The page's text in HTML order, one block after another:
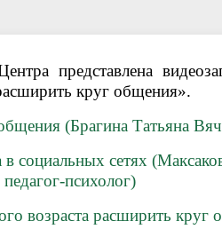
представлена
круг общения».
(Брагина Татьяна
социальных сетях
педагог-психолог)
возраста расширить